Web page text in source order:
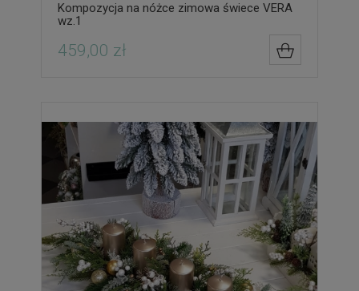
Kompozycja na nóżce zimowa świece VERA
wz.1
459,00 zł